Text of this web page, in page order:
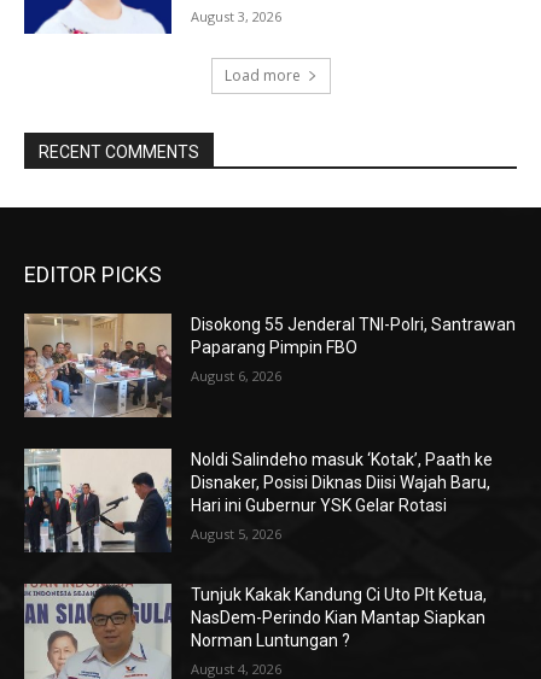
August 3, 2026
Load more
RECENT COMMENTS
EDITOR PICKS
Disokong 55 Jenderal TNI-Polri, Santrawan
Paparang Pimpin FBO
August 6, 2026
Noldi Salindeho masuk ‘Kotak’, Paath ke
Disnaker, Posisi Diknas Diisi Wajah Baru,
Hari ini Gubernur YSK Gelar Rotasi
August 5, 2026
Tunjuk Kakak Kandung Ci Uto Plt Ketua,
NasDem-Perindo Kian Mantap Siapkan
Norman Luntungan ?
August 4, 2026